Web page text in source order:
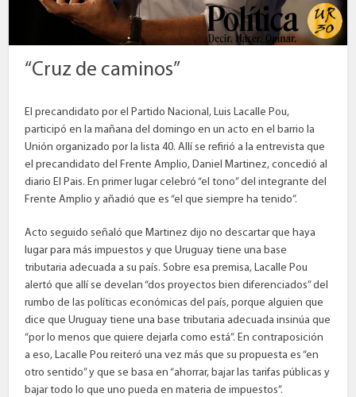
“Cruz de caminos”
El precandidato por el Partido Nacional, Luis Lacalle Pou,
participó en la mañana del domingo en un acto en el barrio la
Unión organizado por la lista 40. Allí se refirió a la entrevista que
el precandidato del Frente Amplio, Daniel Martinez, concedió al
diario El Pais. En primer lugar celebró “el tono” del integrante del
Frente Amplio y añadió que es “el que siempre ha tenido”.
Acto seguido señaló que Martinez dijo no descartar que haya
lugar para más impuestos y que Uruguay tiene una base
tributaria adecuada a su país. Sobre esa premisa, Lacalle Pou
alertó que allí se develan “dos proyectos bien diferenciados” del
rumbo de las políticas económicas del país, porque alguien que
dice que Uruguay tiene una base tributaria adecuada insinúa que
“por lo menos que quiere dejarla como está”. En contraposición
a eso, Lacalle Pou reiteró una vez más que su propuesta es “en
otro sentido” y que se basa en “ahorrar, bajar las tarifas públicas y
bajar todo lo que uno pueda en materia de impuestos”.